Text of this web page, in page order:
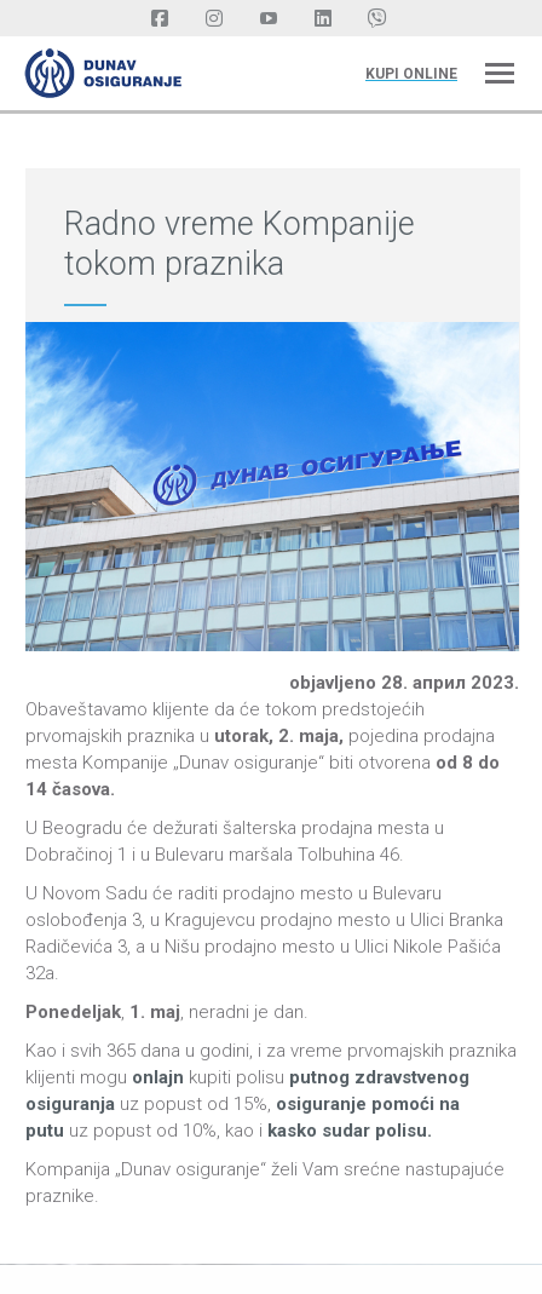
KUPI ONLINE
Radno vreme Kompanije
tokom praznika
objavljeno 28. април 2023.
Obaveštavamo klijente da će tokom predstojećih
prvomajskih praznika u utorak, 2. maja, pojedina prodajna
mesta Kompanije „Dunav osiguranje“ biti otvorena od 8 do
14 časova.
U Beogradu će dežurati šalterska prodajna mesta u
Dobračinoj 1 i u Bulevaru maršala Tolbuhina 46.
U Novom Sadu će raditi prodajno mesto u Bulevaru
oslobođenja 3, u Kragujevcu prodajno mesto u Ulici Branka
Radičevića 3, a u Nišu prodajno mesto u Ulici Nikole Pašića
32a.
Ponedeljak, 1. maj, neradni je dan.
Kao i svih 365 dana u godini, i za vreme prvomajskih praznika
klijenti mogu onlajn kupiti polisu putnog zdravstvenog
osiguranja uz popust od 15%, osiguranje pomoći na
putu uz popust od 10%, kao i kasko sudar polisu.
Kompanija „Dunav osiguranje“ želi Vam srećne nastupajuće
praznike.